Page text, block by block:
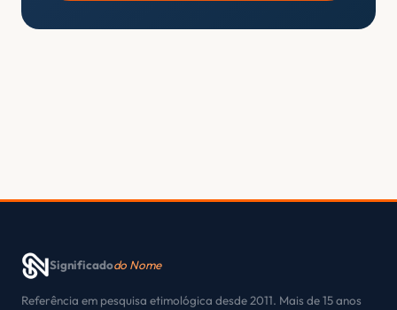
Significadodo Nome
Referência em pesquisa etimológica desde 2011. Mais de 15 anos